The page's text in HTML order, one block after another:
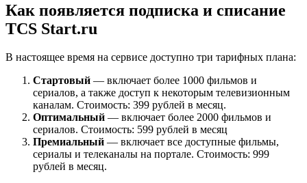
Как появляется подписка и списание
TCS Start.ru
В настоящее время на сервисе доступно три тарифных плана:
Стартовый — включает более 1000 фильмов и
сериалов, а также доступ к некоторым телевизионным
каналам. Стоимость: 399 рублей в месяц.
Оптимальный — включает более 2000 фильмов и
сериалов. Стоимость: 599 рублей в месяц
Премиальный — включает все доступные фильмы,
сериалы и телеканалы на портале. Стоимость: 999
рублей в месяц.